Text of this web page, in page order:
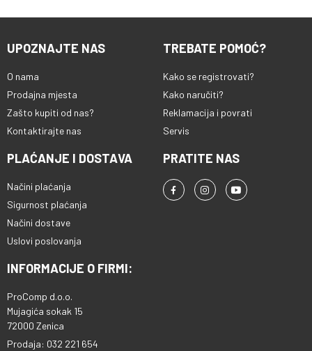
UPOZNAJTE NAS
O nama
Prodajna mjesta
Zašto kupiti od nas?
Kontaktirajte nas
TREBATE POMOĆ?
Kako se registrovati?
Kako naručiti?
Reklamacija i povrati
Servis
PLAĆANJE I DOSTAVA
Načini plaćanja
Sigurnost plaćanja
Načini dostave
Uslovi poslovanja
PRATITE NAS
INFORMACIJE O FIRMI:
ProComp d.o.o.
Mujagića sokak 15
72000 Zenica
Prodaja: 032 221 654